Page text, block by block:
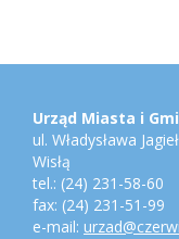
Adres
konto
bankowe,
jednostki
gminne
Urząd Miasta i
ul. Władysława
Wisłą
tel.: (24) 231-58-60
fax: (24) 231-51-99
e-mail: